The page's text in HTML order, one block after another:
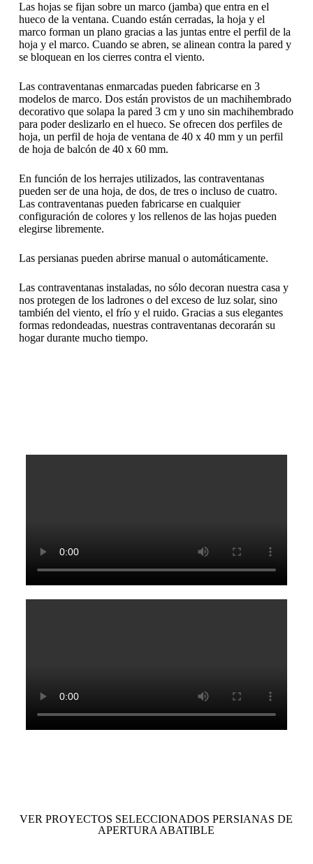
Las hojas se fijan sobre un marco (jamba) que entra en el
hueco de la ventana. Cuando están cerradas, la hoja y el
marco forman un plano gracias a las juntas entre el perfil de la
hoja y el marco. Cuando se abren, se alinean contra la pared y
se bloquean en los cierres contra el viento.
Las contraventanas enmarcadas pueden fabricarse en 3
modelos de marco. Dos están provistos de un machihembrado
decorativo que solapa la pared 3 cm y uno sin machihembrado
para poder deslizarlo en el hueco. Se ofrecen dos perfiles de
hoja, un perfil de hoja de ventana de 40 x 40 mm y un perfil
de hoja de balcón de 40 x 60 mm.
En función de los herrajes utilizados, las contraventanas
pueden ser de una hoja, de dos, de tres o incluso de cuatro.
Las contraventanas pueden fabricarse en cualquier
configuración de colores y los rellenos de las hojas pueden
elegirse libremente.
Las persianas pueden abrirse manual o automáticamente.
Las contraventanas instaladas, no sólo decoran nuestra casa y
nos protegen de los ladrones o del exceso de luz solar, sino
también del viento, el frío y el ruido. Gracias a sus elegantes
formas redondeadas, nuestras contraventanas decorarán su
hogar durante mucho tiempo.
VER PROYECTOS SELECCIONADOS PERSIANAS DE
APERTURA ABATIBLE